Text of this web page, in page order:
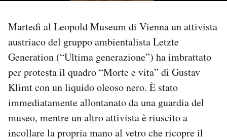
I MIEI PREFERITI
SHOP
CALENDARIO
AREA PERSONALE
Martedì al Leopold Museum di Vienna un attivista
austriaco del gruppo ambientalista Letzte
Generation (“Ultima generazione”) ha imbrattato
per protesta il quadro “Morte e vita” di Gustav
Klimt con un liquido oleoso nero. È stato
immediatamente allontanato da una guardia del
museo, mentre un altro attivista è riuscito a
incollare la propria mano al vetro che ricopre il